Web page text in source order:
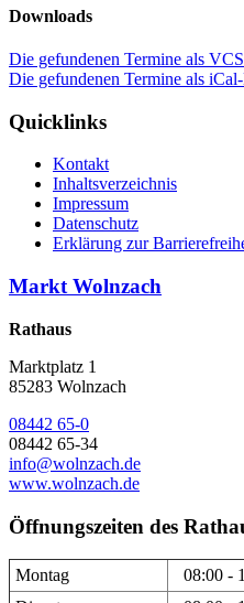
Downloads
Die gefundenen Termine als
Die gefundenen Termine als
Quicklinks
Kontakt
Inhaltsverzeichnis
Impressum
Datenschutz
Erklärung zur
Markt Wolnzach
Rathaus
Marktplatz 1
85283 Wolnzach
08442 65-0
08442 65-34
info@wolnzach.de
www.wolnzach.de
Öffnungszeiten des
Montag 08:00 -